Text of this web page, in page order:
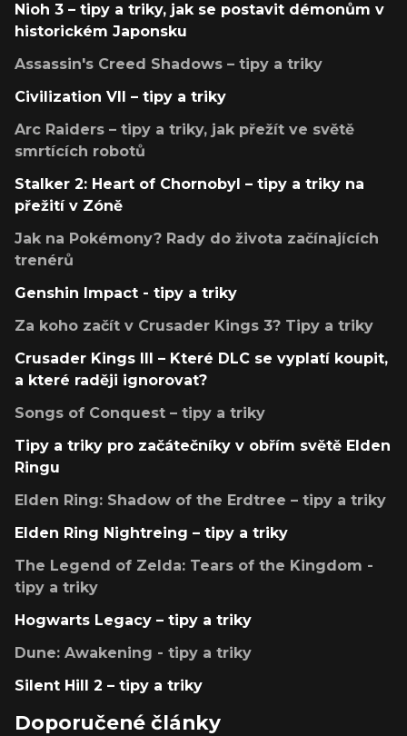
Nioh 3 – tipy a triky, jak se postavit démonům v
historickém Japonsku
Assassin's Creed Shadows – tipy a triky
Civilization VII – tipy a triky
Arc Raiders – tipy a triky, jak přežít ve světě
smrtících robotů
Stalker 2: Heart of Chornobyl – tipy a triky na
přežití v Zóně
Jak na Pokémony? Rady do života začínajících
trenérů
Genshin Impact - tipy a triky
Za koho začít v Crusader Kings 3? Tipy a triky
Crusader Kings III – Které DLC se vyplatí koupit,
a které raději ignorovat?
Songs of Conquest – tipy a triky
Tipy a triky pro začátečníky v obřím světě Elden
Ringu
Elden Ring: Shadow of the Erdtree – tipy a triky
Elden Ring Nightreing – tipy a triky
The Legend of Zelda: Tears of the Kingdom -
tipy a triky
Hogwarts Legacy – tipy a triky
Dune: Awakening - tipy a triky
Silent Hill 2 – tipy a triky
Doporučené články